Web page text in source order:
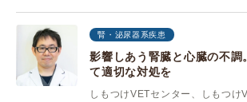
腎・泌尿器系疾患
影響しあう腎臓と心臓の不調
て適切な対処を
しもつけVETセンター、しもつけ